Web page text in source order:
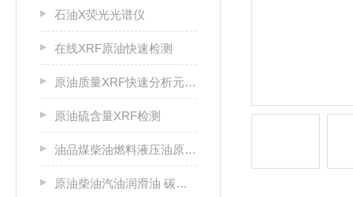
石油X荧光光谱仪
在线XRF原油快速检测
原油质量XRF快速分析元素检测
原油硫含量XRF检测
油品煤柴油燃料液压油原油金属元素检测仪机
原油柴油汽油润滑油 碳氢化合物进行硫分析